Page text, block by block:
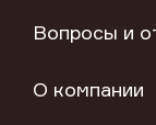
Вопросы и
О компании